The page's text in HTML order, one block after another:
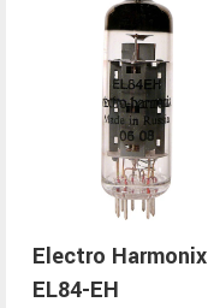
Electro Harmonix
EL84-EH